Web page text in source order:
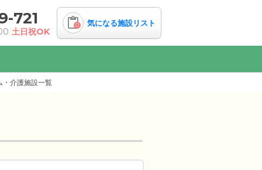
721
土日祝OK
0 気になる施設リスト
・介護施設一覧